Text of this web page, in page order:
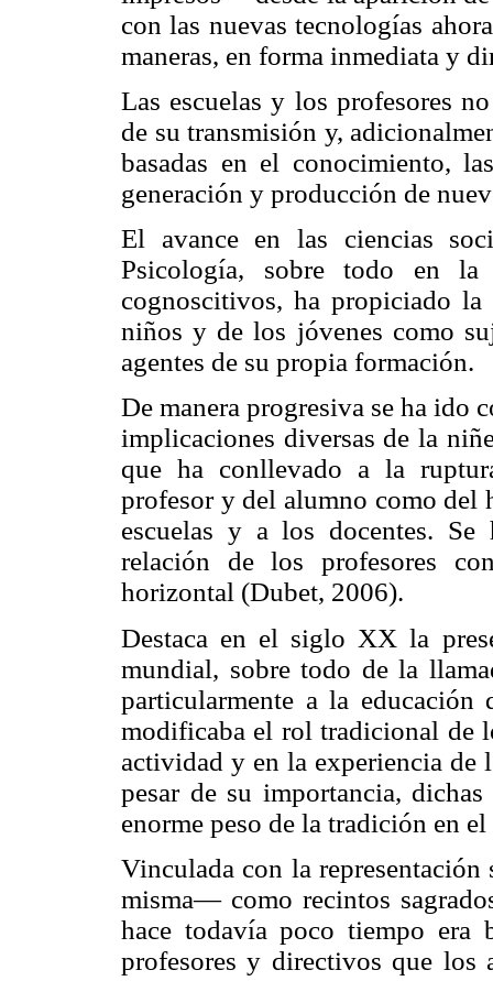
con las nuevas tecnologías
maneras, en forma inmediata y
Las escuelas y los profesores
de su transmisión y,
basadas en el conocimiento,
generación y producción de
El avance en las ciencias
Psicología, sobre todo en
cognoscitivos, ha propiciado
niños y de los jóvenes como
agentes de su propia formación.
De manera progresiva se ha ido
implicaciones diversas de la
que ha conllevado a la
profesor y del alumno como del
escuelas y a los docentes.
relación de los profesores
horizontal (Dubet, 2006).
Destaca en el siglo XX la
mundial, sobre todo de la
particularmente a la
modificaba el rol tradicional de
actividad y en la experiencia de
pesar de su importancia,
enorme peso de la tradición en
Vinculada con la
misma— como recintos
hace todavía poco tiempo era
profesores y directivos que los